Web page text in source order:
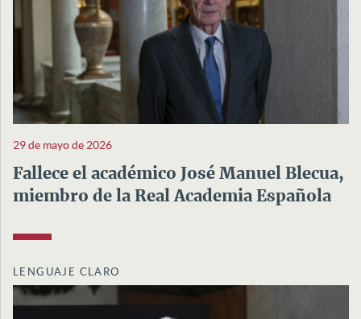
29 de mayo de 2026
Fallece el académico José Manuel Blecua,
miembro de la Real Academia Española
LENGUAJE CLARO